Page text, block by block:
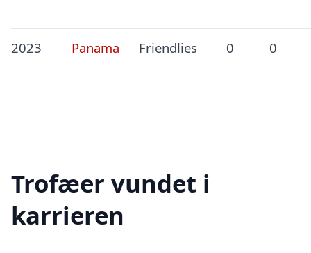
2023 Panama Friendlies 0 0
Trofæer vundet i
karrieren